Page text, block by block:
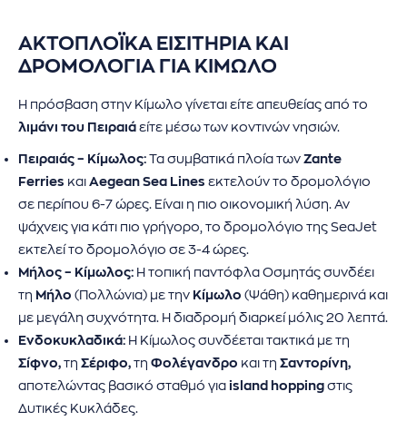
ΑΚΤΟΠΛΟΪΚΆ ΕΙΣΙΤΗΡΙΑ ΚΑΙ
ΔΡΟΜΟΛΟΓΙΑ ΓΙΑ ΚΙΜΩΛΟ
Η πρόσβαση στην Κίμωλο γίνεται είτε απευθείας από το
λιμάνι του Πειραιά είτε μέσω των κοντινών νησιών.
Πειραιάς – Κίμωλος: Τα συμβατικά πλοία των Zante
Ferries και Aegean Sea Lines εκτελούν το δρομολόγιο
σε περίπου 6-7 ώρες. Είναι η πιο οικονομική λύση. Αν
ψάχνεις για κάτι πιο γρήγορο, το δρομολόγιο της SeaJet
εκτελεί το δρομολόγιο σε 3-4 ώρες.
Μήλος – Κίμωλος: Η τοπική παντόφλα Οσμητάς συνδέει
τη Μήλο (Πολλώνια) με την Κίμωλο (Ψάθη) καθημερινά και
με μεγάλη συχνότητα. Η διαδρομή διαρκεί μόλις 20 λεπτά.
Ενδοκυκλαδικά: Η Κίμωλος συνδέεται τακτικά με τη
Σίφνο, τη Σέριφο, τη Φολέγανδρο και τη Σαντορίνη,
αποτελώντας βασικό σταθμό για island hopping στις
Δυτικές Κυκλάδες.